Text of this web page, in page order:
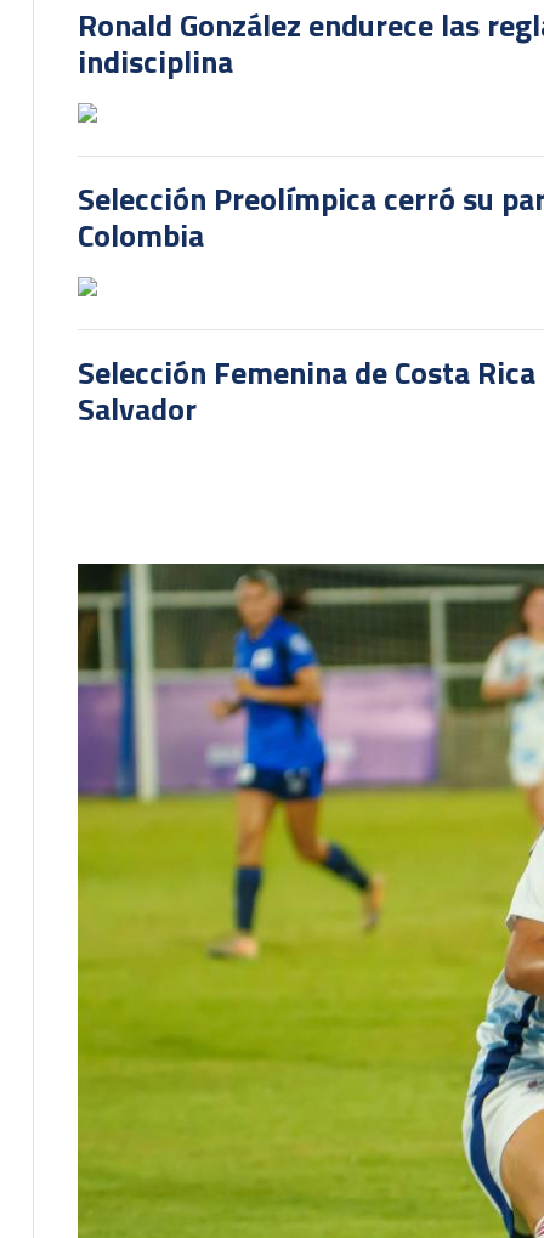
Ronald González endurece las
indisciplina
Selección Preolímpica cerró su
Colombia
Selección Femenina de Costa
Salvador